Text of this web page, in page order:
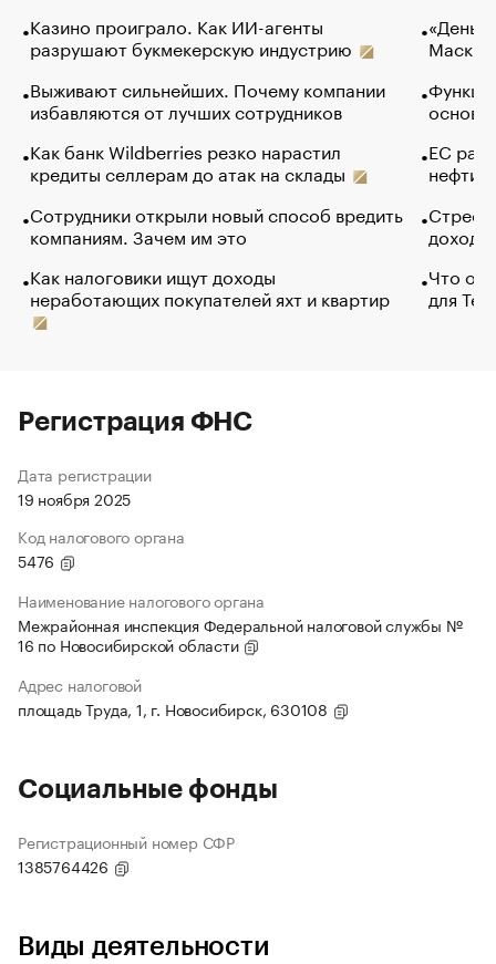
Казино проиграло. Как ИИ-агенты
разрушают букмекерскую индустрию
Выживают сильнейших. Почему компании
избавляются от лучших сотрудников
Как банк Wildberries резко нарастил
кредиты селлерам до атак на склады
Сотрудники открыли новый способ вредить
компаниям. Зачем им это
Как налоговики ищут доходы
неработающих покупателей яхт и квартир
Маск в
основ
ЕС
нефти
Что
для
Регистрация ФНС
Дата регистрации
19 ноября 2025
Код налогового органа
5476
Наименование налогового органа
Межрайонная инспекция Федеральной налоговой службы №
16 по Новосибирской области
Адрес налоговой
площадь Труда, 1, г. Новосибирск, 630108
Социальные фонды
Регистрационный номер СФР
1385764426
Виды деятельности